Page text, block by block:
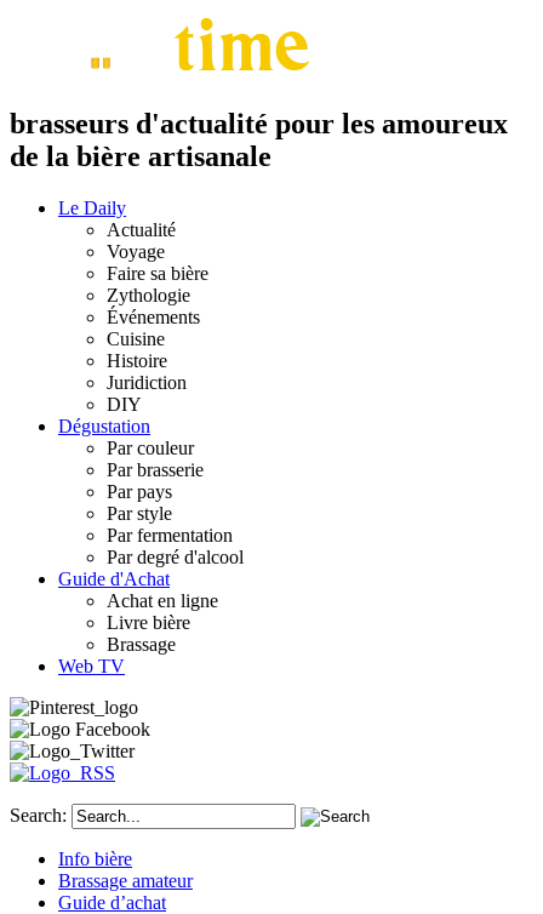
brasseurs d'actualité pour les amoureux
de la bière artisanale
Le Daily
Actualité
Voyage
Faire sa bière
Zythologie
Événements
Cuisine
Histoire
Juridiction
DIY
Dégustation
Par couleur
Par brasserie
Par pays
Par style
Par fermentation
Par degré d'alcool
Guide d'Achat
Achat en ligne
Livre bière
Brassage
Web TV
Search:
Info bière
Brassage amateur
Guide d’achat